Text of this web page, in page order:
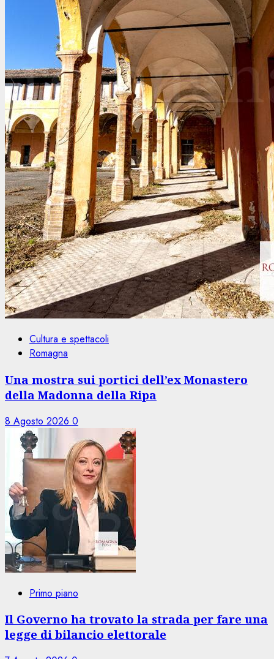
Cultura e spettacoli
Romagna
Una mostra sui portici dell’ex Monastero
della Madonna della Ripa
8 Agosto 2026 0
Primo piano
Il Governo ha trovato la strada per fare una
legge di bilancio elettorale